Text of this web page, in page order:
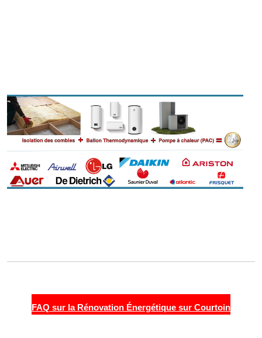
FAQ sur la Rénovation Énergétique sur Courtoin